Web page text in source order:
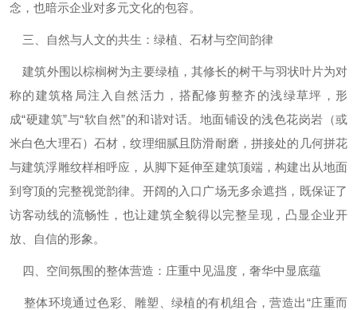
念，也暗示企业对多元文化的包容。
三、自然与人文的共生：绿植、石材与空间韵律‌
建筑外围以‌棕榈树‌为主要绿植，其修长的树干与羽状叶片为对
称的建筑格局注入自然活力，搭配修剪整齐的浅绿草坪，形
成“硬建筑”与“软自然”的和谐对话。地面铺设的浅色花岗岩（或
米白色大理石）石材，纹理细腻且防滑耐磨，拼接处的几何拼花
与建筑浮雕纹样相呼应，从脚下延伸至建筑顶端，构建出从地面
到穹顶的完整视觉韵律。开阔的入口广场无多余遮挡，既保证了
访客动线的流畅性，也让建筑全貌得以完整呈现，凸显企业开
放、自信的形象。
四、空间氛围的整体营造：庄重中见温度，奢华中显底蕴‌
整体环境通过色彩、雕塑、绿植的有机组合，营造出“庄重而